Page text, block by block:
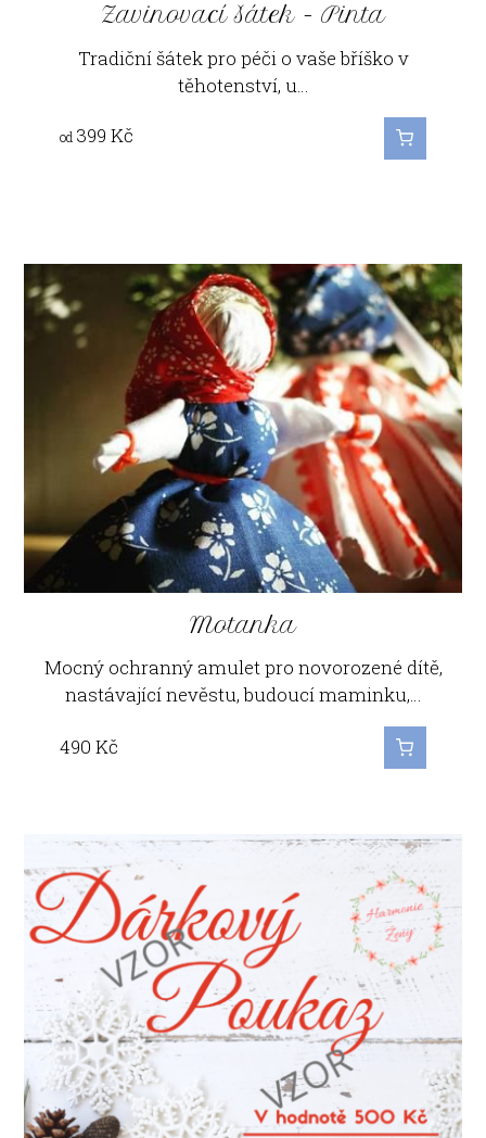
Zavinovací šátek - Pinta
Tradiční šátek pro péči o vaše bříško v
těhotenství, u…
od 399 Kč
Motanka
Mocný ochranný amulet pro novorozené dítě,
nastávající nevěstu, budoucí maminku,…
490 Kč